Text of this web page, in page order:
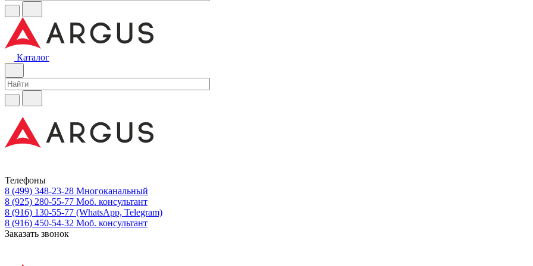
Каталог
Телефоны
8 (499) 348-23-28 Многоканальный
8 (925) 280-55-77 Моб. консультант
8 (916) 130-55-77 (WhatsApp, Telegram)
8 (916) 450-54-32 Моб. консультант
Заказать звонок